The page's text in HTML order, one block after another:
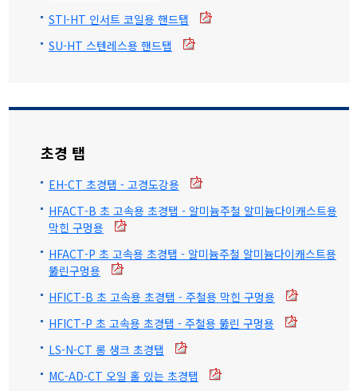
STI-HT 인서트 코일용 핸드탭
SU-HT 스텐레스용 핸드탭
초경 탭
EH-CT 초경탭 - 고경도강용
HFACT-B 초 고속용 초경탭 - 알미늄주철 알미늄다이캐스트용
막힌 구멍용
HFACT-P 초 고속용 초경탭 - 알미늄주철 알미늄다이캐스트용
뚫린구멍용
HFICT-B 초 고속용 초경탭 - 주철용 막힌 구멍용
HFICT-P 초 고속용 초경탭 - 주철용 뚫린 구멍용
LS-N-CT 롱 생크 초경탭
MC-AD-CT 오일 홀 있는 초경탭